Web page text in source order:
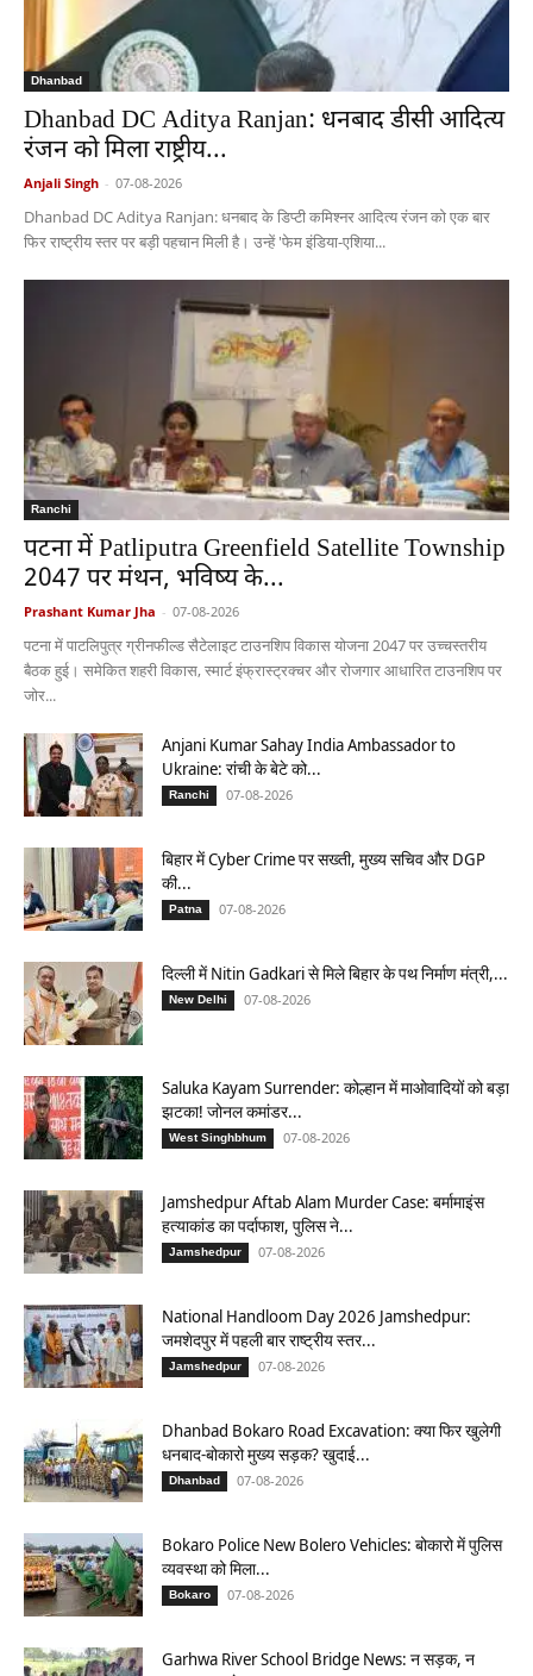
Dhanbad
Dhanbad DC Aditya Ranjan: धनबाद डीसी आदित्य
रंजन को मिला राष्ट्रीय...
Anjali Singh - 07-08-2026
Dhanbad DC Aditya Ranjan: धनबाद के डिप्टी कमिश्नर आदित्य रंजन को एक बार
फिर राष्ट्रीय स्तर पर बड़ी पहचान मिली है। उन्हें 'फेम इंडिया-एशिया...
Ranchi
पटना में Patliputra Greenfield Satellite Township
2047 पर मंथन, भविष्य के...
Prashant Kumar Jha - 07-08-2026
पटना में पाटलिपुत्र ग्रीनफील्ड सैटेलाइट टाउनशिप विकास योजना 2047 पर उच्चस्तरीय
बैठक हुई। समेकित शहरी विकास, स्मार्ट इंफ्रास्ट्रक्चर और रोजगार आधारित टाउनशिप पर
जोर...
Anjani Kumar Sahay India Ambassador to
Ukraine: रांची के बेटे को...
Ranchi 07-08-2026
बिहार में Cyber Crime पर सख्ती, मुख्य सचिव और DGP
की...
Patna 07-08-2026
दिल्ली में Nitin Gadkari से मिले बिहार के पथ निर्माण मंत्री,...
New Delhi 07-08-2026
Saluka Kayam Surrender: कोल्हान में माओवादियों को बड़ा
झटका! जोनल कमांडर...
West Singhbhum 07-08-2026
Jamshedpur Aftab Alam Murder Case: बर्मामाइंस
हत्याकांड का पर्दाफाश, पुलिस ने...
Jamshedpur 07-08-2026
National Handloom Day 2026 Jamshedpur:
जमशेदपुर में पहली बार राष्ट्रीय स्तर...
Jamshedpur 07-08-2026
Dhanbad Bokaro Road Excavation: क्या फिर खुलेगी
धनबाद-बोकारो मुख्य सड़क? खुदाई...
Dhanbad 07-08-2026
Bokaro Police New Bolero Vehicles: बोकारो में पुलिस
व्यवस्था को मिला...
Bokaro 07-08-2026
Garhwa River School Bridge News: न सड़क, न